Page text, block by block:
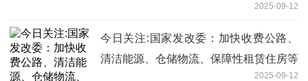
2025-09-12
今日关注:国家发改委：加快收费公路、
清洁能源、仓储物流、保障性租赁住房等
2025-09-12